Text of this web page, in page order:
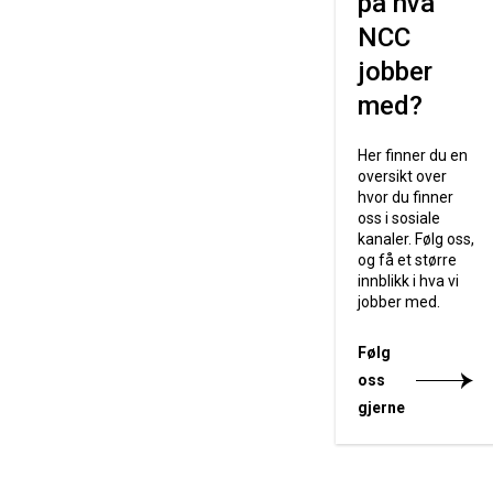
NCC
jobber
med?
Her finner du en
oversikt over
hvor du finner
oss i sosiale
kanaler. Følg oss,
og få et større
innblikk i hva vi
jobber med.
Følg
oss
gjerne